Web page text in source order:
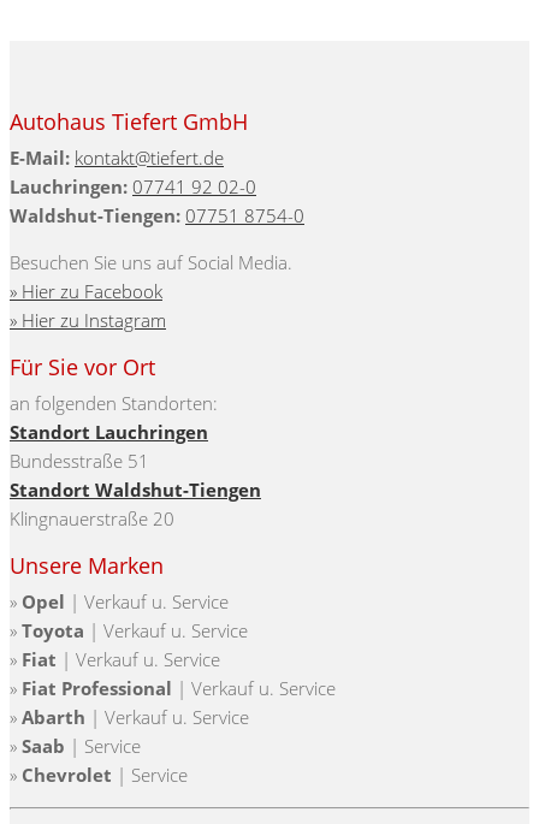
Autohaus Tiefert GmbH
E-Mail: kontakt@tiefert.de
Lauchringen: 07741 92 02-0
Waldshut-Tiengen: 07751 8754-0
Besuchen Sie uns auf Social Media.
» Hier zu Facebook
» Hier zu Instagram
Für Sie vor Ort
an folgenden Standorten:
Standort Lauchringen
Bundesstraße 51
Standort Waldshut-Tiengen
Klingnauerstraße 20
Unsere Marken
» Opel | Verkauf u. Service
» Toyota | Verkauf u. Service
» Fiat | Verkauf u. Service
» Fiat Professional | Verkauf u. Service
» Abarth | Verkauf u. Service
» Saab | Service
» Chevrolet | Service